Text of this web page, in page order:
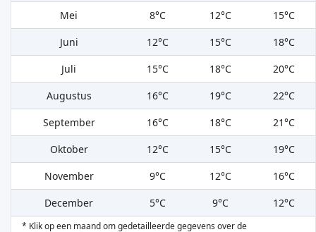
Mei
8°C 12°C
15°C
Juni
12°C 15°C
18°C
Juli
15°C 18°C
20°C
Augustus
16°C 19°C
22°C
September
16°C 18°C
21°C
Oktober
12°C 15°C
19°C
November
9°C 12°C
16°C
December
5°C 9°C 12°C
* Klik op een maand om gedetailleerde gegevens over de